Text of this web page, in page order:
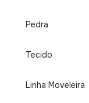
Pedra
Tecido
Linha Moveleira